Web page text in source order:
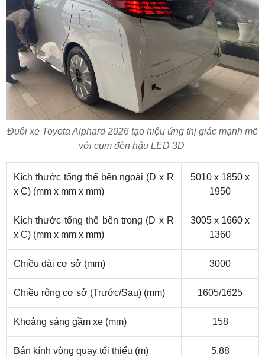
Đuôi xe Toyota Alphard 2026 tạo hiệu ứng thị giác mạnh mẽ
với cụm đèn hậu LED 3D
Kích thước tổng thể bên ngoài (D x R
x C) (mm x mm x mm)
5010 x 1850 x
1950
Kích thước tổng thể bên trong (D x R
x C) (mm x mm x mm)
3005 x 1660 x
1360
Chiều dài cơ sở (mm) 3000
Chiều rộng cơ sở (Trước/Sau) (mm) 1605/1625
Khoảng sáng gầm xe (mm) 158
Bán kính vòng quay tối thiểu (m) 5.88